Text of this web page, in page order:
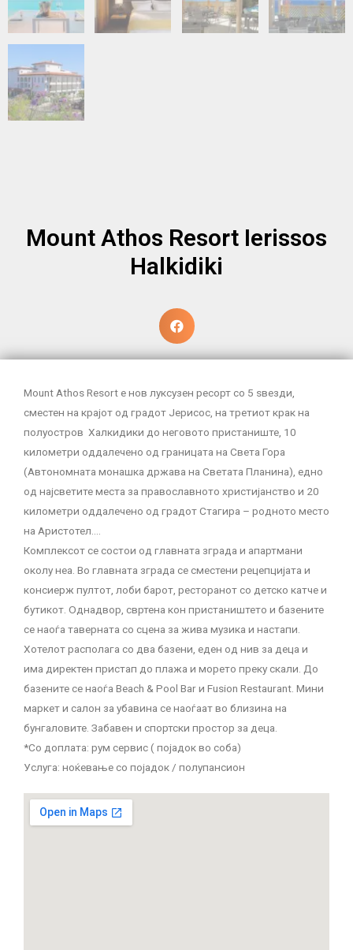
Mount Athos Resort Ierissos
Halkidiki
Mount Athos Resort е нов луксузен ресорт со 5 ѕвезди,
сместен на крајот од градот Јерисос, на третиот крак на
полуостров Халкидики до неговото пристаниште, 10
километри оддалечено од границата на Света Гора
(Автономната монашка држава на Светата Планина), едно
од најсветите места за православното христијанство и 20
километри оддалечено од градот Стагира – родното место
на Аристотел….
Комплексот се состои од главната зграда и апартмани
околу неа. Во главната зграда се сместени рецепцијата и
консиерж пултот, лоби барот, ресторанот со детско катче и
бутикот. Однадвор, свртена кон пристаништето и базените
се наоѓа таверната со сцена за жива музика и настапи.
Хотелот располага со два базени, еден од нив за деца и
има директен пристап до плажа и морето преку скали. До
базените се наоѓа Beach & Pool Bar и Fusion Restaurant. Мини
маркет и салон за убавина се наоѓаат во близина на
бунгаловите. Забавен и спортски простор за деца.
*Со доплата: рум сервис ( појадок во соба)
Услуга: ноќевање со појадок / полупансион